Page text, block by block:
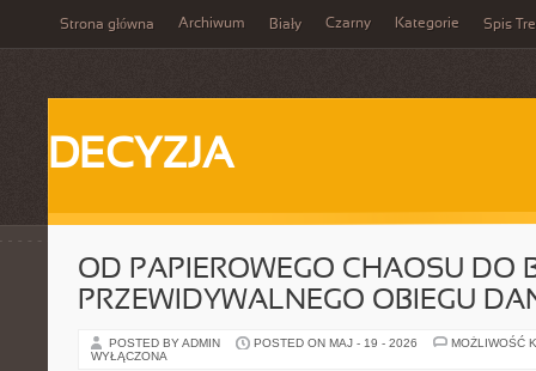
Strona główna Archiwum Biały Czarny Kategorie Spis
DECYZJA
OD PAPIEROWEGO CHAOSU DO
PRZEWIDYWALNEGO OBIEGU
POSTED BY ADMIN POSTED ON MAJ - 19 - 2026
MOŻLIWOŚĆ
WYŁĄCZONA